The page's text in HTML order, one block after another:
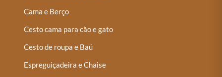
Cama e Berço
Cesto cama para cão e gato
Cesto de roupa e Baú
Espreguiçadeira e Chaise